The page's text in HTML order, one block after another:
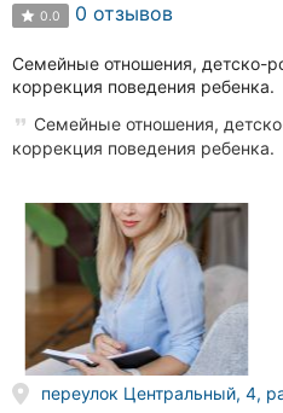
0.0 0 отзывов
Семейные отношения, детско-
коррекция поведения ребенка.
Семейные отношения,
коррекция поведения ребенка.
переулок Центральный, 4,